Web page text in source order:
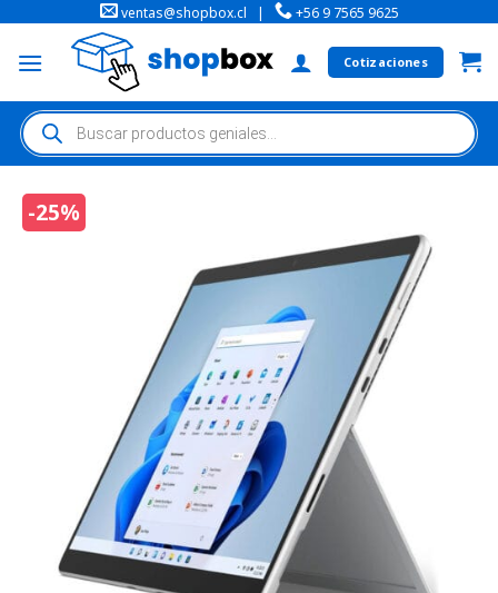
ventas@shopbox.cl | +56 9 7565 9625
Cotizaciones
-25%